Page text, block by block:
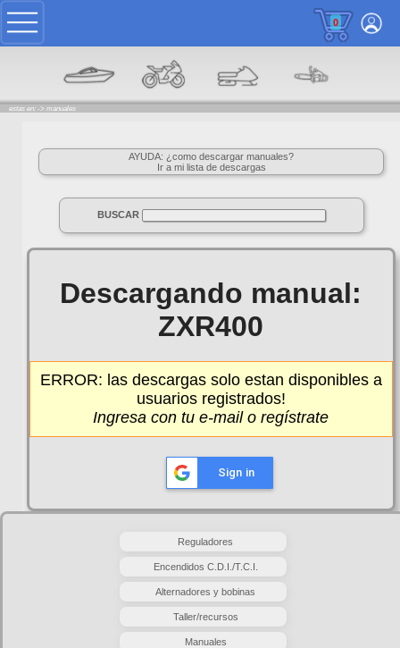
0
estas en: -> manuales
AYUDA: ¿como descargar manuales?
Ir a mi lista de descargas
BUSCAR
Descargando manual:
ZXR400
ERROR: las descargas solo estan disponibles a
usuarios registrados!
Ingresa con tu e-mail oregístrate
Sign in
Reguladores
Encendidos C.D.I./T.C.I.
Alternadores y bobinas
Taller/recursos
Manuales